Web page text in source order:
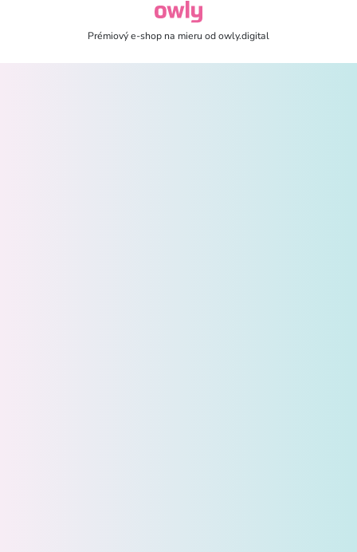
owly.digital - Logo
Prémiový e-shop na mieru odowly.digital